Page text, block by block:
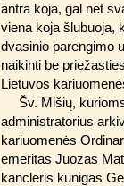
antra koja, gal net
viena koja šlubuoja,
dvasinio parengimo
naikinti be
Lietuvos
Šv. Mišių,
administratorius
kariuomenės
emeritas Juozas
kancleris kunigas